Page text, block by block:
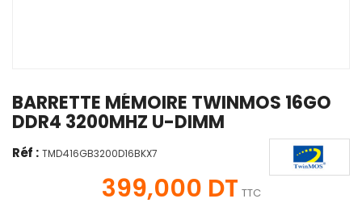
BARRETTE MÉMOIRE TWINMOS 16GO
DDR4 3200MHZ U-DIMM
Réf : TMD416GB3200D16BKX7
399,000 DT TTC